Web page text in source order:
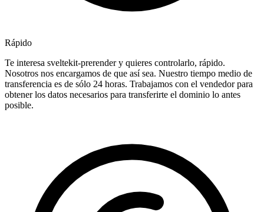
Rápido
Te interesa sveltekit-prerender y quieres controlarlo, rápido.
Nosotros nos encargamos de que así sea. Nuestro tiempo medio de
transferencia es de sólo 24 horas. Trabajamos con el vendedor para
obtener los datos necesarios para transferirte el dominio lo antes
posible.